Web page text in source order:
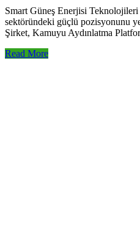
Smart Güneş Enerjisi
sektöründeki güçlü pozisyonunu
Şirket, Kamuyu Aydınlatma
Read More